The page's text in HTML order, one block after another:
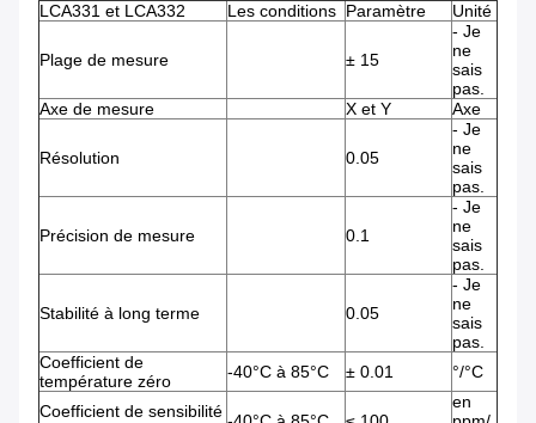
LCA331 et LCA332 Les conditions Paramètre Unité
Plage de mesure ± 15
- Je
ne
sais
pas.
Axe de mesure
X et Y Axe
Résolution 0.05
- Je
ne
sais
pas.
Précision de mesure 0.1
- Je
ne
sais
pas.
Stabilité à long terme 0.05
- Je
ne
sais
pas.
Coefficient de
température zéro
-40°C à 85°C ± 0.01 °/°C
Coefficient de sensibilité
en